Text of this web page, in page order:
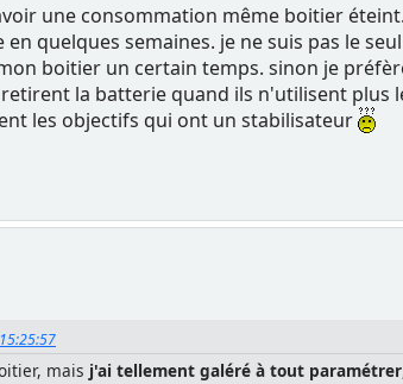
une consommation même boitier
en quelques semaines. je ne suis pas le
boitier un certain temps. sinon je
la batterie quand ils n'utilisent
les objectifs qui ont un stabilisateur
mais j'ai tellement galéré à tout paramétrer